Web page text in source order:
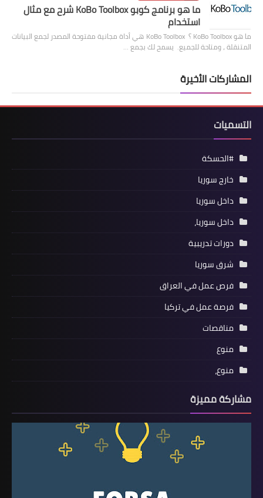
ما هو برنامج كوبو KoBo Toolbox شرح مع مثال
استخدام
ما هو KoBo Toolbox ؟ KoBo Toolbox هي أداة مجانية مفتوحة المصدر لجمع البيانات
المتنقلة ، ومتاحة للجميع. يسمح لك بجمع …
المشاركات الأخيرة
التسميات
#الحسكة
خارج سوريا
داخل سوريا
داخل سوريا،
دورات تدريبية
شرق سوريا
فرص عمل في العراق
فرصة عمل في تركيا
مناقصات
منوع
منوع،
مشاركة مميزة